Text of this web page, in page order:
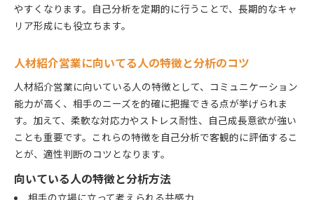
やすくなります。自己分析を定期的に行うことで、長期的なキャ
リア形成にも役立ちます。
人材紹介営業に向いてる人の特徴と分析のコツ
人材紹介営業に向いている人の特徴として、コミュニケーション
能力が高く、相手のニーズを的確に把握できる点が挙げられま
す。加えて、柔軟な対応力やストレス耐性、自己成長意欲が強い
ことも重要です。これらの特徴を自己分析で客観的に評価するこ
とが、適性判断のコツとなります。
向いている人の特徴と分析方法
相手の立場に立って考えられる共感力